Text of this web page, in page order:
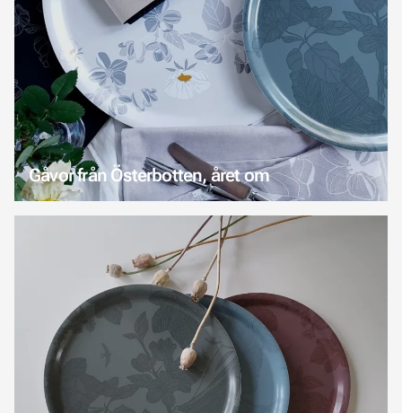
Gåvor från Österbotten, året om